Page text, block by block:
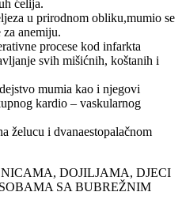
ćelija.
u prirodnom obliku,mumio se
anemiju.
procese kod infarkta
svih mišićnih, koštanih i
mumia kao i njegovi
kardio – vaskularnog
želucu i dvanaestopalačnom
DOJILJAMA, DJECI
SA BUBREŽNIM